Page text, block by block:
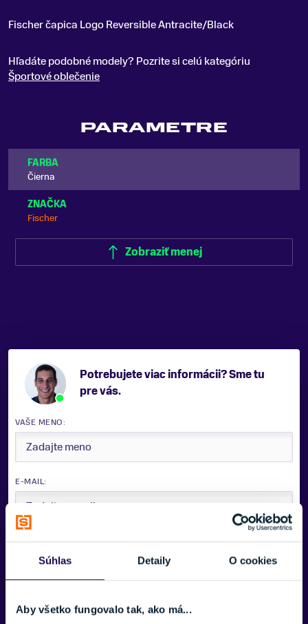
Súhlas Detaily O cookies
Aby všetko fungovalo tak, ako má...
Fischer čapica Logo Reversible Antracite/Black
Hľadáte podobné modely? Pozrite si celú kategóriu
Športové oblečenie
PARAMETRE
FARBA
Čierna
ZNAČKA
Fischer
Zobraziť menej
Potrebujete viac informácii? Sme tu
pre vás.
VAŠE MENO:
E-MAIL:
TELEFÓNNE ČÍSLO: